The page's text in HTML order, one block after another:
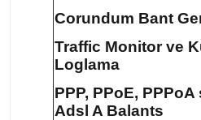
Corundum Bant
Traffic Monitor ve
Loglama
PPP, PPoE,
Adsl A Balants